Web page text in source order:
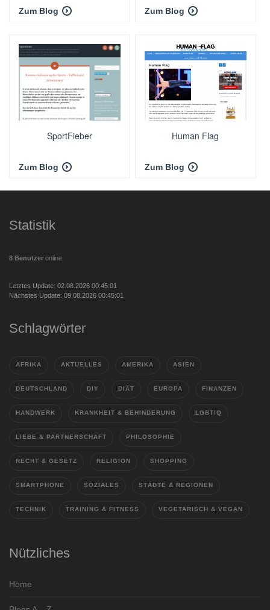
Zum Blog Zum Blog
SportFieber
Zum Blog
Human Flag
Zum Blog
Statistik
8 Benutzer online
Letztes Update: 02.08.2026 00:45:01
Nächstes Update: 09.08.2026 00:45:01
Schlagwörter
AFRIKA AKTUELLES AMERIKA ASIEN
DEUTSCHLAND DIY DIÄT EUROPA FINANZEN
HANDWERK KRANKHEIT & BEHINDERUNG LGBTIQ
LIEBE & PARTNERSCHAFT PHILOSOPHIE
RECHT & GESETZ RELIGION SHOPPING
SMARTPHONE SOZIALES STÄDTE & REGIONEN
TECHNIK TRAINING & FITNESS VEGETARISCH & VEGAN
Nützliches
Home